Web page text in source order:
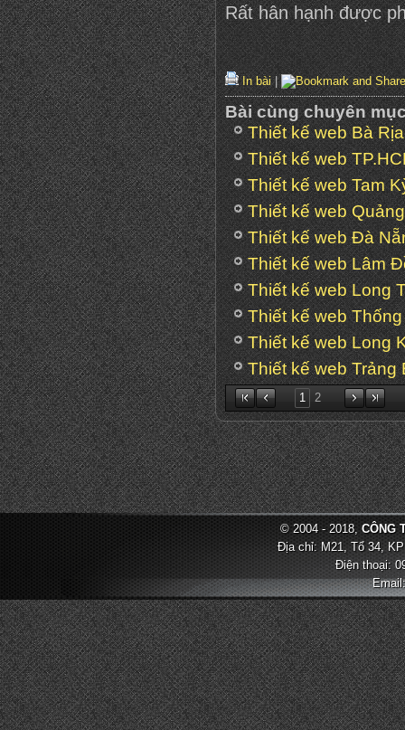
Rất hân hạnh được
In bài|
Bài cùng chuyên
Thiết kế web Bà
Thiết kế web
Thiết kế web Tam
Thiết kế web
Thiết kế web Đà
Thiết kế web Lâm
Thiết kế web Long
Thiết kế web
Thiết kế web Long
Thiết kế web Trảng
1 2
© 2004 - 2018, CÔNG
Địa chỉ: M21, Tổ 34,
Điện thoại: